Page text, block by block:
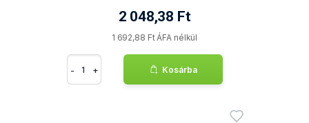
2 048,38 Ft
1 692,88 Ft ÁFA nélkül
- + Kosárba